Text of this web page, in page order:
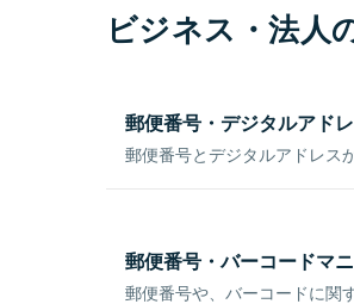
ビジネス・法人
郵便番号・デジタルアド
郵便番号とデジタルアドレス
郵便番号・バーコードマ
郵便番号や、バーコードに関